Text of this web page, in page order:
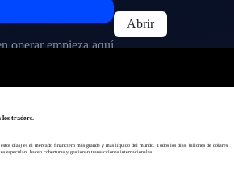
operar empieza aquí
Abrir
los traders.
días) es el mercado financiero más grande y más líquido del mundo. Todos los días, billones de dólares
especulan, hacen coberturas y gestionan transacciones internacionales.